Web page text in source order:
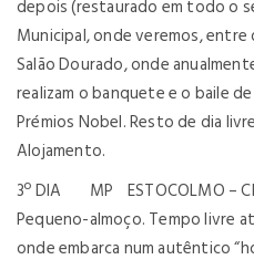
depois (restaurado em todo o
Municipal, onde veremos, entre
Salão Dourado, onde
realizam o banquete e o baile
Prémios Nobel. Resto de dia
Alojamento.
3º DIA MP ESTOCOLMO –
Pequeno-almoço. Tempo livre
onde embarca num autêntico